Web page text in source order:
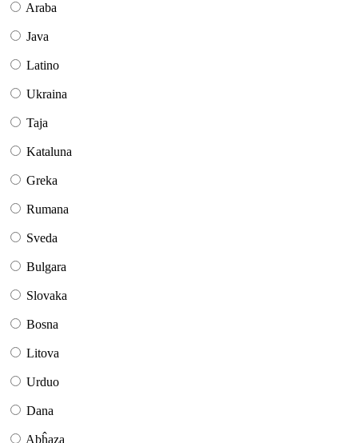
Araba
Java
Latino
Ukraina
Taja
Kataluna
Greka
Rumana
Sveda
Bulgara
Slovaka
Bosna
Litova
Urduo
Dana
Abĥaza